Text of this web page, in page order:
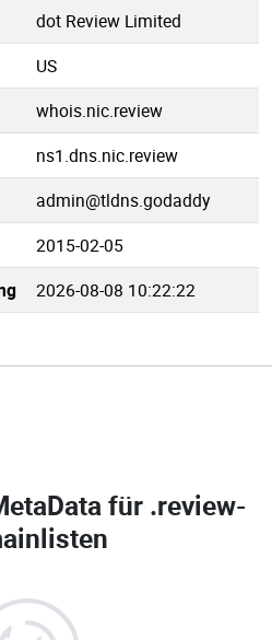
dot Review Limited
US
whois.nic.review
ns1.dns.nic.review
admin@tldns.godaddy
2015-02-05
2026-08-08 10:22:22
für .review-